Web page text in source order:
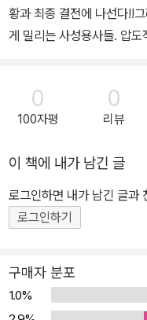
황과 최종 결전에 나선다!!
게 밀리는 사성용사들. 압
기다리는 것은…?!출판사
도」에 대항하려는 다른 세
쓸 수 없는 「방패」의 용사
절정에 치닫고, 나오후미는
에 몸을 침식당한 채 홀로
애니메이션 스타트!인기 이
공식 코믹스!
0
100자평
0
리뷰
이 책에 내가 남긴 글
로그인하면 내가 남긴 글과
로그인하기
구매자 분포
1.0%